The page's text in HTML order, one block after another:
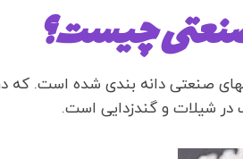
چیست؟
صنعتی دانه بندی شده است. که
در شیلات و گندزدایی است.